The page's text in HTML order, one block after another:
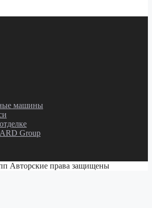
машины
Group
Авторские права защищены